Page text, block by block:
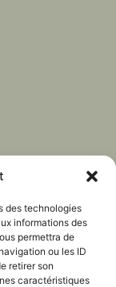
des technologies
informations des
permettra de
ou les ID
retirer son
caractéristiques
légales